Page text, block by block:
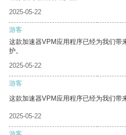
2025-05-22
游客
这款加速器VPM应用程序已经为我们带
护。
2025-05-22
游客
这款加速器VPM应用程序已经为我们带
2025-05-22